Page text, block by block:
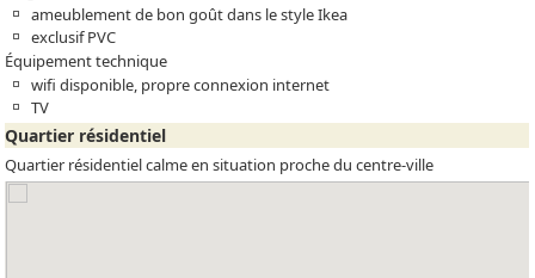
ameublement de bon goût dans le style Ikea
exclusif PVC
Équipement technique
wifi disponible, propre connexion internet
TV
Quartier résidentiel
Quartier résidentiel calme en situation proche du centre-ville